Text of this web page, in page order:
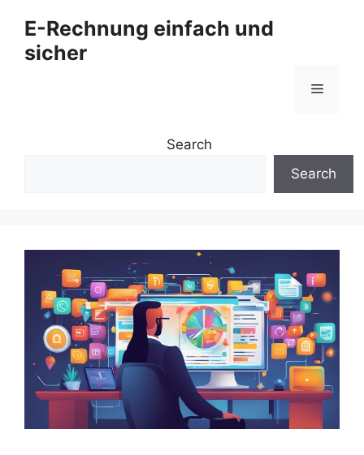
Inhalt
springen
E-Rechnung einfach und
sicher
Menü
Search
Search